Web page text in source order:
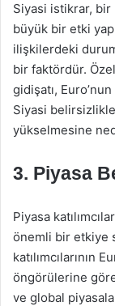
Siyasi istikrar,
büyük bir etki
ilişkilerdeki
bir faktördür.
gidişatı,
Siyasi
yükselmesine
3. Piyasa
Piyasa
önemli bir etkiye
katılımcılarının
öngörülerine
ve global